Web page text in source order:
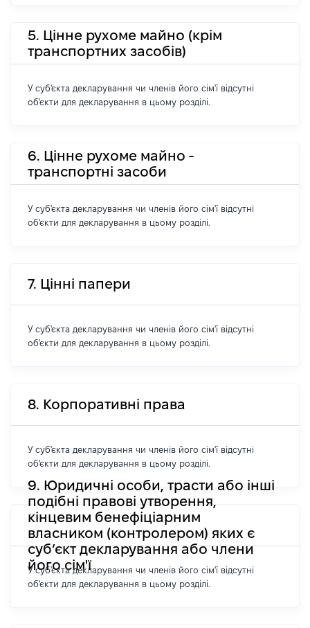
5. Цінне рухоме майно (крім
транспортних засобів)
У суб'єкта декларування чи членів його сім'ї відсутні
об'єкти для декларування в цьому розділі.
6. Цінне рухоме майно -
транспортні засоби
У суб'єкта декларування чи членів його сім'ї відсутні
об'єкти для декларування в цьому розділі.
7. Цінні папери
У суб'єкта декларування чи членів його сім'ї відсутні
об'єкти для декларування в цьому розділі.
8. Корпоративні права
У суб'єкта декларування чи членів його сім'ї відсутні
об'єкти для декларування в цьому розділі.
9. Юридичні особи, трасти або інші
подібні правові утворення,
кінцевим бенефіціарним
власником (контролером) яких є
суб’єкт декларування або члени
його сім'ї
У суб'єкта декларування чи членів його сім'ї відсутні
об'єкти для декларування в цьому розділі.